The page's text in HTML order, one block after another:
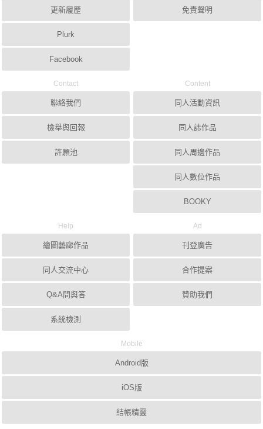
更新履歷
Plurk
Facebook
免責聲明
Contact
聯絡我們
檢舉與回報
許願池
Content
同人活動資訊
同人誌作品
同人周邊作品
同人數位作品
BOOKY
Help
繪圖藝廊作品
同人交流中心
Q&A問與答
系統檢測
Ad
刊登廣告
合作提案
贊助我們
Mobile
Android版
iOS版
結帳精靈